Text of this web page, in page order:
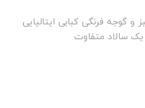
گوجه فرنگی کبابی ایتالیایی
یک سالاد متفاوت